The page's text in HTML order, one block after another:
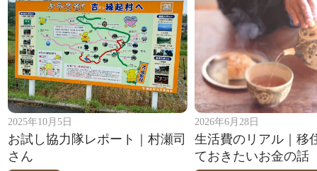
2025年10月5日
お試し協力隊レポート｜村瀬司
さん
2026年6月28日
生活費のリアル｜移
ておきたいお金の話